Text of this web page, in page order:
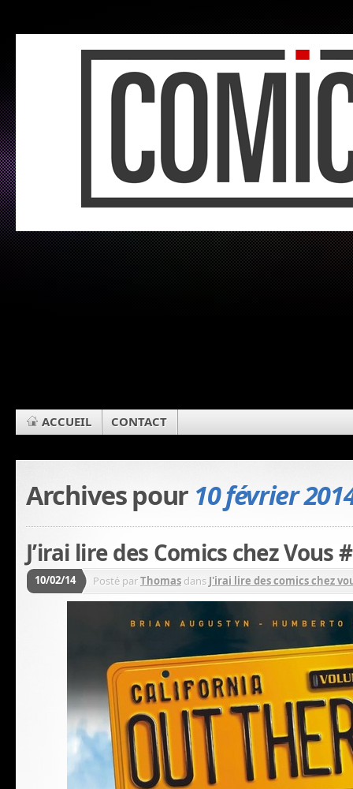
ACCUEIL CONTACT
Archives pour 10 février
J’irai lire des Comics chez Vous
10/02/14 Posté parThomas dans J'irai lire des comics chez